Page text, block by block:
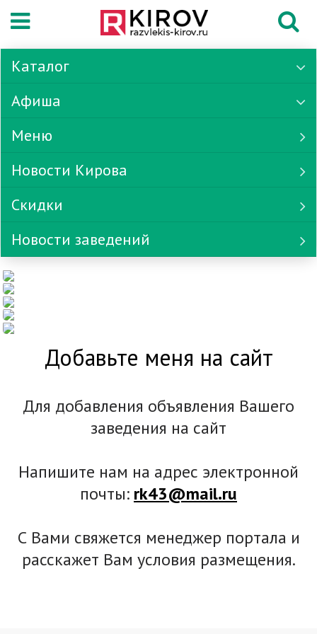
Каталог
Афиша
Меню
Новости Кирова
Скидки
Новости заведений
Добавьте меня на сайт
Для добавления объявления Вашего
заведения на сайт
Напишите нам на адрес электронной
почты: rk43@mail.ru
С Вами свяжется менеджер портала и
расскажет Вам условия размещения.